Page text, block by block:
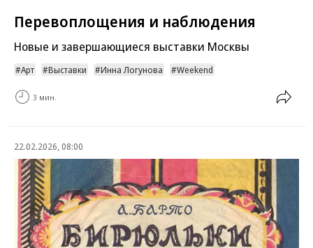
Перевоплощения и наблюдения
Новые и завершающиеся выставки Москвы
Арт Выставки Инна Логунова Weekend
3 мин.
22.02.2026, 08:00